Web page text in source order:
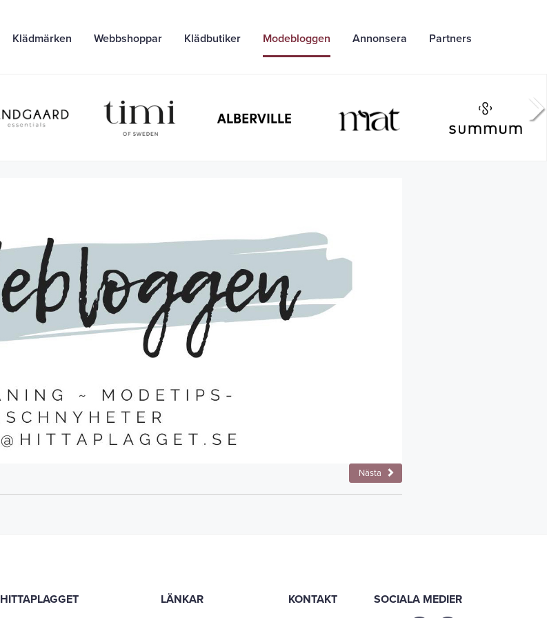
Klädmärken Webbshoppar Klädbutiker Modebloggen Annonsera Partners
Nästa
HITTAPLAGGET LÄNKAR KONTAKT SOCIALA MEDIER